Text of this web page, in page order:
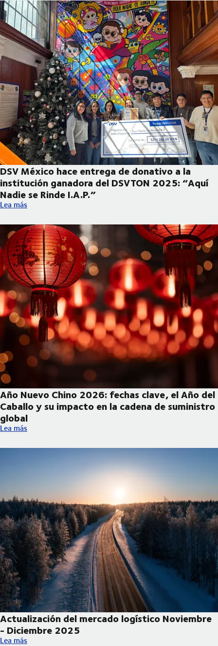
DSV México hace entrega de donativo a la
institución ganadora del DSVTON 2025: “Aquí
Nadie se Rinde I.A.P.”
DSV México hace entrega de donativo a la institución
Lea más
Año Nuevo Chino 2026: fechas clave, el Año del
Caballo y su impacto en la cadena de suministro
global
Año Nuevo Chino 2026: fechas clave, el Año del Caballo y su
Lea más
Actualización del mercado logístico Noviembre
- Diciembre 2025
Actualización del mercado logístico Noviembre - Diciembre
Lea más